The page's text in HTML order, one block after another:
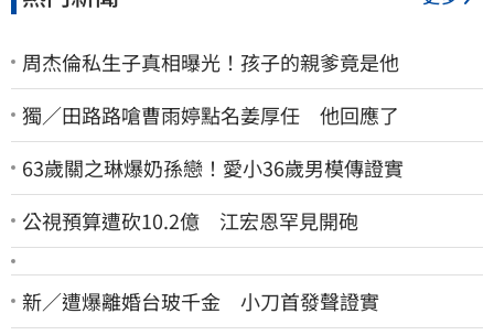
周杰倫私生子真相曝光！孩子的親爹竟是他
獨／田路路嗆曹雨婷點名姜厚任 他回應了
63歲關之琳爆奶孫戀！愛小36歲男模傳證實
公視預算遭砍10.2億 江宏恩罕見開砲
新／遭爆離婚台玻千金 小刀首發聲證實